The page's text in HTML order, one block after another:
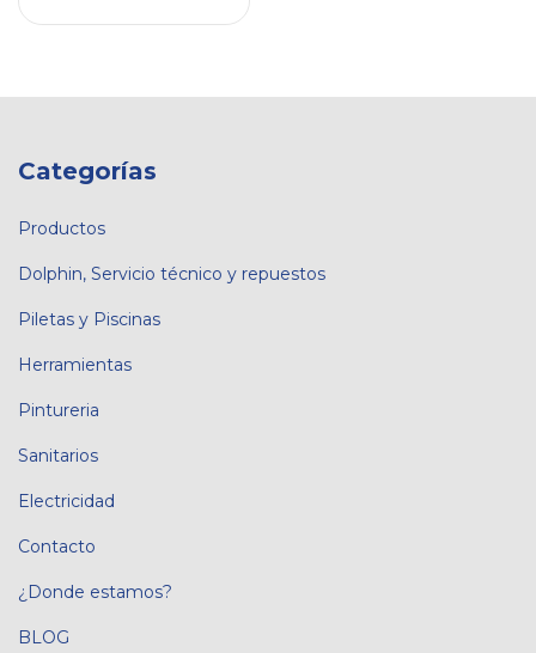
Categorías
Productos
Dolphin, Servicio técnico y repuestos
Piletas y Piscinas
Herramientas
Pintureria
Sanitarios
Electricidad
Contacto
¿Donde estamos?
BLOG